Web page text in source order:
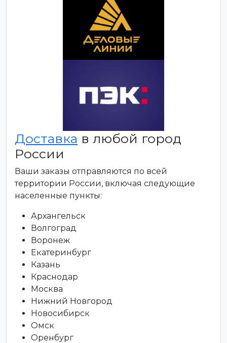
Доставка в любой город
России
Ваши заказы отправляются по всей
территории России, включая следующие
населенные пункты:
Архангельск
Волгоград
Воронеж
Екатеринбург
Казань
Краснодар
Москва
Нижний Новгород
Новосибирск
Омск
Оренбург